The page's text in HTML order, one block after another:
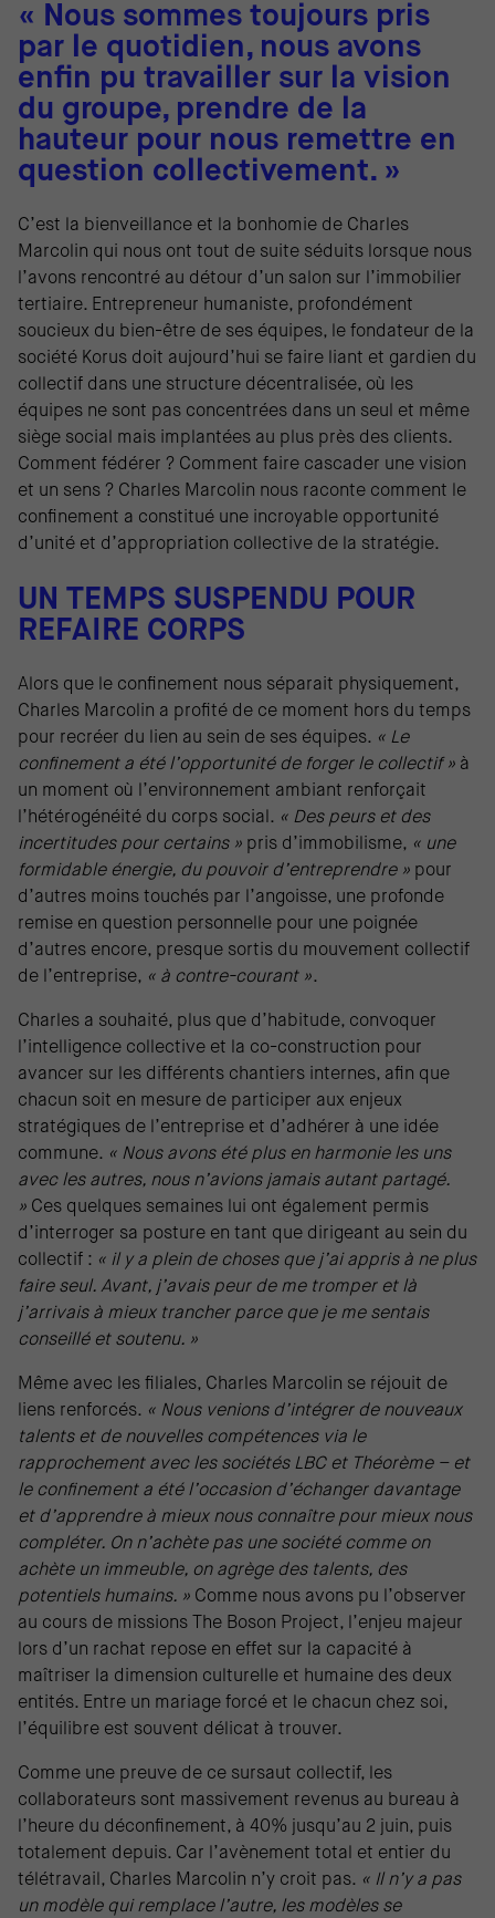
« Nous sommes toujours pris
par le quotidien, nous avons
enfin pu travailler sur la vision
du groupe, prendre de la
hauteur pour nous remettre en
question collectivement. »
C’est la bienveillance et la bonhomie de Charles
Marcolin qui nous ont tout de suite séduits lorsque nous
l’avons rencontré au détour d’un salon sur l’immobilier
tertiaire. Entrepreneur humaniste, profondément
soucieux du bien-être de ses équipes, le fondateur de la
société Korus doit aujourd’hui se faire liant et gardien du
collectif dans une structure décentralisée, où les
équipes ne sont pas concentrées dans un seul et même
siège social mais implantées au plus près des clients.
Comment fédérer ? Comment faire cascader une vision
et un sens ? Charles Marcolin nous raconte comment le
confinement a constitué une incroyable opportunité
d’unité et d’appropriation collective de la stratégie.
UN TEMPS SUSPENDU POUR
REFAIRE CORPS
Alors que le confinement nous séparait physiquement,
Charles Marcolin a profité de ce moment hors du temps
pour recréer du lien au sein de ses équipes. « Le
confinement a été l’opportunité de forger le collectif » à
un moment où l’environnement ambiant renforçait
l’hétérogénéité du corps social. « Des peurs et des
incertitudes pour certains » pris d’immobilisme, « une
formidable énergie, du pouvoir d’entreprendre » pour
d’autres moins touchés par l’angoisse, une profonde
remise en question personnelle pour une poignée
d’autres encore, presque sortis du mouvement collectif
de l’entreprise, « à contre-courant ».
Charles a souhaité, plus que d’habitude, convoquer
l’intelligence collective et la co-construction pour
avancer sur les différents chantiers internes, afin que
chacun soit en mesure de participer aux enjeux
stratégiques de l’entreprise et d’adhérer à une idée
commune. « Nous avons été plus en harmonie les uns
avec les autres, nous n’avions jamais autant partagé.
» Ces quelques semaines lui ont également permis
d’interroger sa posture en tant que dirigeant au sein du
collectif : « il y a plein de choses que j’ai appris à ne plus
faire seul. Avant, j’avais peur de me tromper et là
j’arrivais à mieux trancher parce que je me sentais
conseillé et soutenu. »
Même avec les filiales, Charles Marcolin se réjouit de
liens renforcés. « Nous venions d’intégrer de nouveaux
talents et de nouvelles compétences via le
rapprochement avec les sociétés LBC et Théorème – et
le confinement a été l’occasion d’échanger davantage
et d’apprendre à mieux nous connaître pour mieux nous
compléter. On n’achète pas une société comme on
achète un immeuble, on agrège des talents, des
potentiels humains. » Comme nous avons pu l’observer
au cours de missions The Boson Project, l’enjeu majeur
lors d’un rachat repose en effet sur la capacité à
maîtriser la dimension culturelle et humaine des deux
entités. Entre un mariage forcé et le chacun chez soi,
l’équilibre est souvent délicat à trouver.
Comme une preuve de ce sursaut collectif, les
collaborateurs sont massivement revenus au bureau à
l’heure du déconfinement, à 40% jusqu’au 2 juin, puis
totalement depuis. Car l’avènement total et entier du
télétravail, Charles Marcolin n’y croit pas. « Il n’y a pas
un modèle qui remplace l’autre, les modèles se